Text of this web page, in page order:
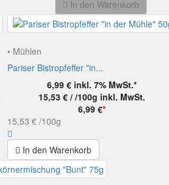
In den Warenkorb
• Mühlen
Pariser Bistropfeffer "in...
6,99 € inkl. 7% MwSt.*
15,53 € / /100g inkl. MwSt.
6,99 €*
15,53 € /100g
In den Warenkorb